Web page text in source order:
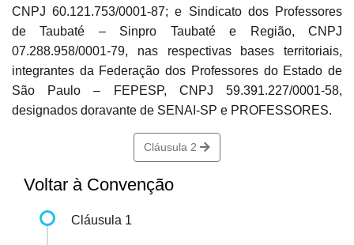
CNPJ 60.121.753/0001-87; e Sindicato dos Professores
de Taubaté – Sinpro Taubaté e Região, CNPJ
07.288.958/0001-79, nas respectivas bases territoriais,
integrantes da Federação dos Professores do Estado de
São Paulo – FEPESP, CNPJ 59.391.227/0001-58,
designados doravante de SENAI-SP e PROFESSORES.
Cláusula 2
Voltar à Convenção
Cláusula 1